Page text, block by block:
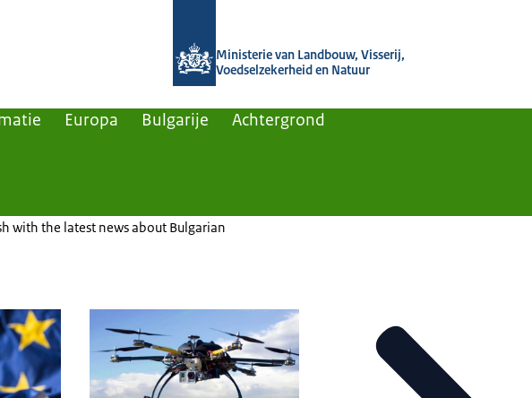
Ministerie van Landbouw, Visserij,
Voedselzekerheid en Natuur
Europa Bulgarije Achtergrond
with the latest news about Bulgarian